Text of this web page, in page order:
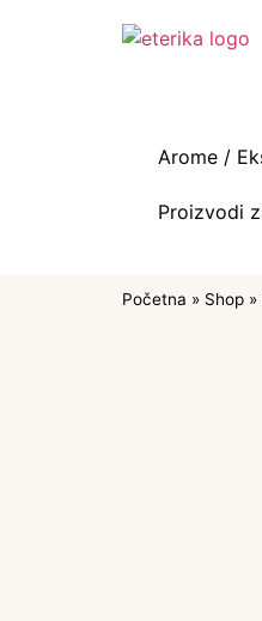
Arome /
Proizvodi
Početna » Shop »